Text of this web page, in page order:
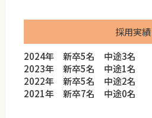
採用実績
2024年 新卒5名 中途3名
2023年 新卒5名 中途1名
2022年 新卒5名 中途2名
2021年 新卒7名 中途0名